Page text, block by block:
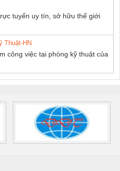
tuyến uy tín, sở hữu thế giới
Thuật-HN
công việc tại phòng kỹ thuật của